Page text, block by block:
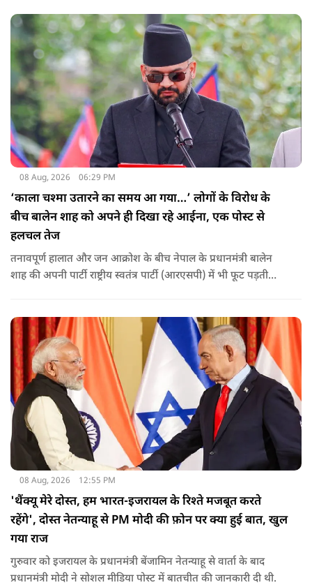
08 Aug, 2026 06:29 PM
‘काला चश्मा उतारने का समय आ गया…’ लोगों के विरोध के
बीच बालेन शाह को अपने ही दिखा रहे आईना, एक पोस्ट से
हलचल तेज
तनावपूर्ण हालात और जन आक्रोश के बीच नेपाल के प्रधानमंत्री बालेन
शाह की अपनी पार्टी राष्ट्रीय स्वतंत्र पार्टी (आरएसपी) में भी फूट पड़ती
08 Aug, 2026 12:55 PM
'थैंक्यू मेरे दोस्त, हम भारत-इजरायल के रिश्ते मजबूत करते
रहेंगे', दोस्त नेतन्याहू से PM मोदी की फ़ोन पर क्या हुई बात, खुल
गया राज
गुरुवार को इजरायल के प्रधानमंत्री बेंजामिन नेतन्याहू से वार्ता के बाद
प्रधानमंत्री मोदी ने सोशल मीड‍िया पोस्‍ट में बातचीत की जानकारी दी थी.